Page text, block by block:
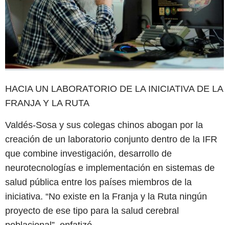
HACIA UN LABORATORIO DE LA INICIATIVA DE LA
FRANJA Y LA RUTA
Valdés-Sosa y sus colegas chinos abogan por la
creación de un laboratorio conjunto dentro de la IFR
que combine investigación, desarrollo de
neurotecnologías e implementación en sistemas de
salud pública entre los países miembros de la
iniciativa. “No existe en la Franja y la Ruta ningún
proyecto de ese tipo para la salud cerebral